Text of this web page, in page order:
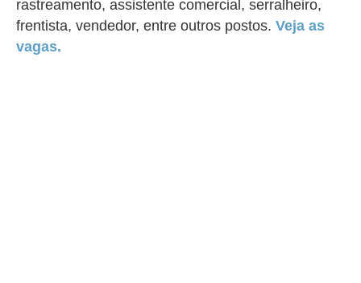
rastreamento, assistente comercial, serralheiro,
frentista, vendedor, entre outros postos. Veja as
vagas.